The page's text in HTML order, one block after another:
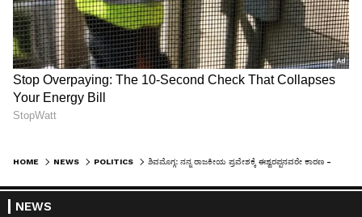
HOME NEWS POLITICS
NEWS